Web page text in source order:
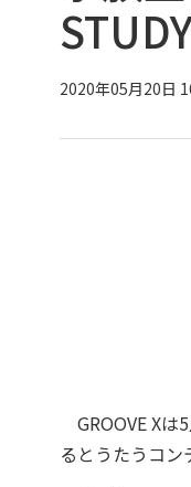
2020年05月20日
GROOVE Xは
るとうたうコン